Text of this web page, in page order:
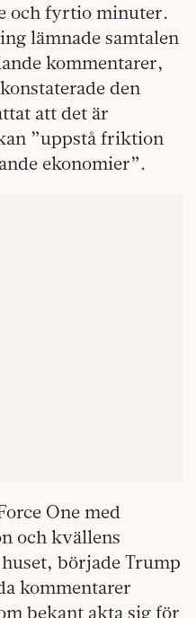
och fyrtio minuter.
lämnade samtalen
kommentarer,
den
att det är
”uppstå friktion
ekonomier”.
One med
och kvällens
började Trump
kommentarer
bekant akta sig för